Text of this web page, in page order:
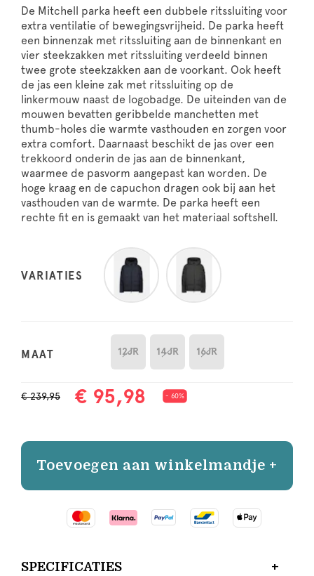
De Mitchell parka heeft een dubbele ritssluiting voor
extra ventilatie of bewegingsvrijheid. De parka heeft
een binnenzak met ritssluiting aan de binnenkant en
vier steekzakken met ritssluiting verdeeld binnen
twee grote steekzakken aan de voorkant. Ook heeft
de jas een kleine zak met ritssluiting op de
linkermouw naast de logobadge. De uiteinden van de
mouwen bevatten geribbelde manchetten met
thumb-holes die warmte vasthouden en zorgen voor
extra comfort. Daarnaast beschikt de jas over een
trekkoord onderin de jas aan de binnenkant,
waarmee de pasvorm aangepast kan worden. De
hoge kraag en de capuchon dragen ook bij aan het
vasthouden van de warmte. De parka heeft een
rechte fit en is gemaakt van het materiaal softshell.
VARIATIES
MAAT 12JR 14JR 16JR
€ 239,95 € 95,98 - 60%
Toevoegen aan winkelmandje +
SPECIFICATIES